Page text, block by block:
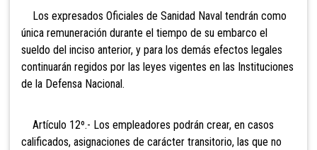
Los expresados Oficiales de Sanidad Naval tendrán como
única remuneración durante el tiempo de su embarco el
sueldo del inciso anterior, y para los demás efectos legales
continuarán regidos por las leyes vigentes en las Instituciones
de la Defensa Nacional.
Artículo 12º.- Los empleadores podrán crear, en casos
calificados, asignaciones de carácter transitorio, las que no